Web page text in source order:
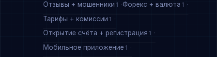
Отзывы + мошенники 1 Форекс + валюта 1
Тарифы + комиссии 1
Открытие счёта + регистрация 1
Мобильное приложение 1